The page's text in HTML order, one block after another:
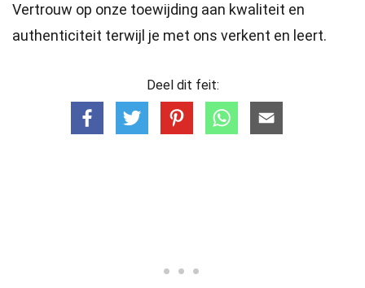
Vertrouw op onze toewijding aan kwaliteit en
authenticiteit terwijl je met ons verkent en leert.
Deel dit feit: